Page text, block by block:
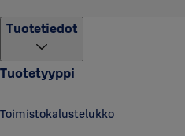
Tuotetiedot
Tuotetyyppi
Toimistokalustelukko